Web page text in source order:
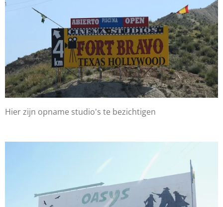
Hier zijn opname studio's te bezichtigen